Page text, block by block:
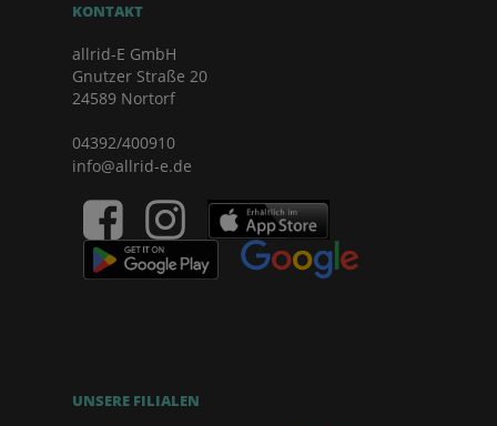
KONTAKT
allrid-E GmbH
Gnutzer Straße 20
24589 Nortorf
04392/400910
info@allrid-e.de
UNSERE FILIALEN